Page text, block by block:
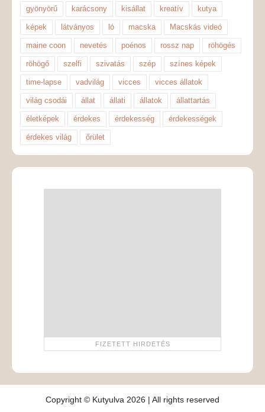
gyönyörű karácsony kisállat kreatív kutya
képek látványos ló macska Macskás videó
maine coon nevetés poénos rossz nap röhögés
röhögő szelfi szivatás szép színes képek
time-lapse vadvilág vicces vicces állatok
világ csodái állat állati állatok állattartás
életképek érdekes érdekesség érdekességek
érdekes világ őrület
Copyright © Kutyulva 2026 | All rights reserved